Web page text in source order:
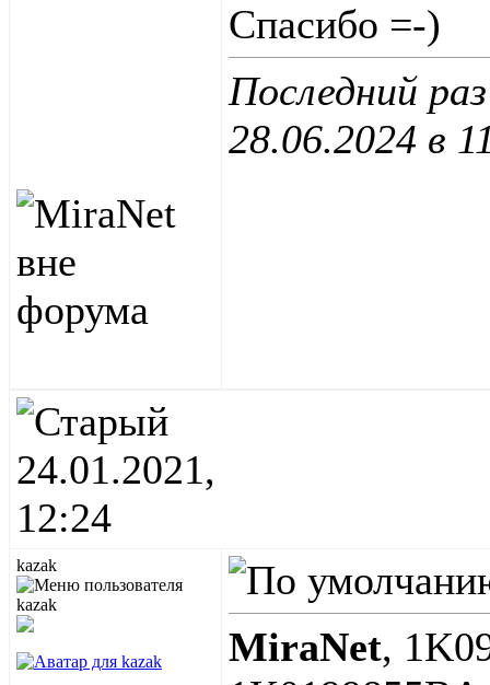
Спасибо =-)
Последний
28.06.2024 в
24.01.2021,
12:24
kazak
MiraNet,